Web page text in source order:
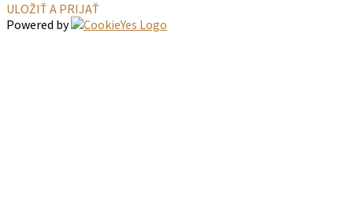
ULOŽIŤ A PRIJAŤ
Powered by